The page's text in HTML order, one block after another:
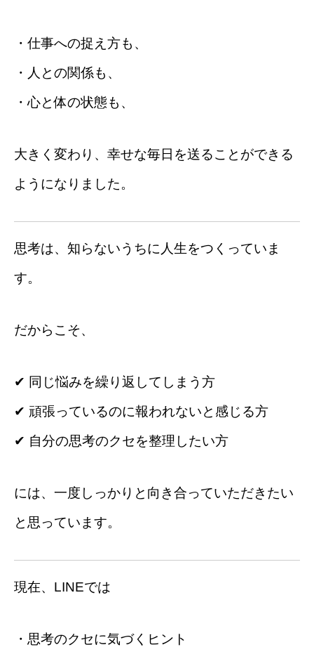
・仕事への捉え方も、
・人との関係も、
・心と体の状態も、
大きく変わり、幸せな毎日を送ることができる
ようになりました。
思考は、知らないうちに人生をつくっていま
す。
だからこそ、
✔ 同じ悩みを繰り返してしまう方
✔ 頑張っているのに報われないと感じる方
✔ 自分の思考のクセを整理したい方
には、一度しっかりと向き合っていただきたい
と思っています。
現在、LINEでは
・思考のクセに気づくヒント
一般の方はこちら